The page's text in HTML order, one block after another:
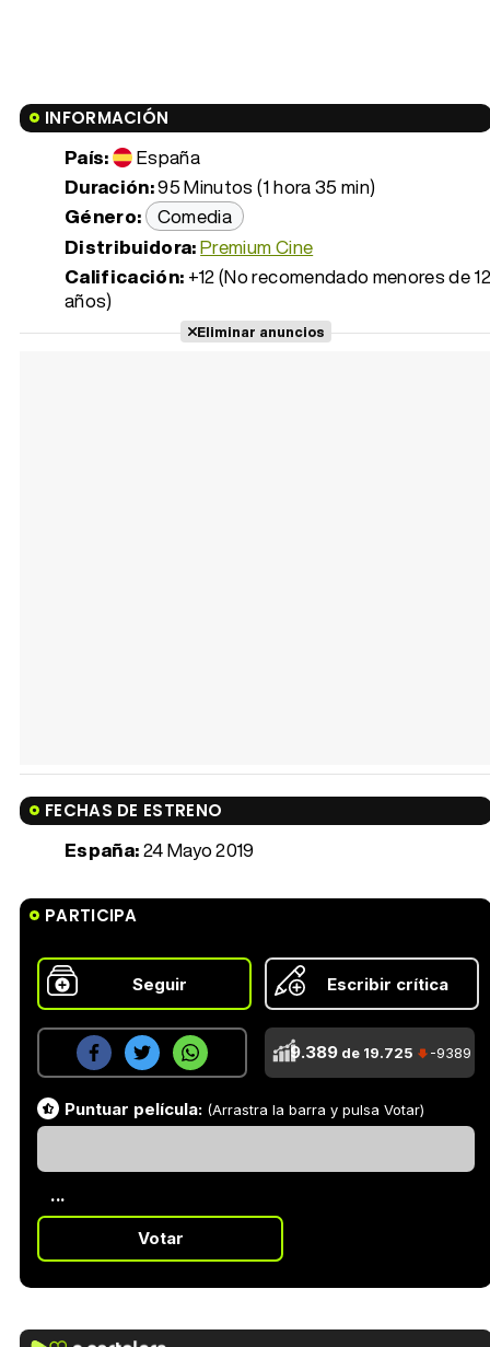
INFORMACIÓN
País:
España
Duración:95 Minutos (1 hora 35 min)
Género: Comedia
Distribuidora:Premium Cine
Calificación: +12 (No recomendado menores de 12
años)
Eliminar anuncios
FECHAS DE ESTRENO
España:24 Mayo 2019
PARTICIPA
Seguir Escribir crítica
9.389 de 19.725 -9389
Puntuar película: (Arrastra la barra y pulsa Votar)
...
Votar